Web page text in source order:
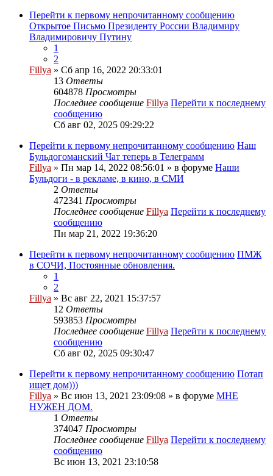
Перейти к первому непрочитанному сообщению
Открытое Письмо Президенту России Владимиру
Владимировичу Путину
1
2
Fillya » Сб апр 16, 2022 20:33:01
13 Ответы
604878 Просмотры
Последнее сообщение Fillya Перейти к последнему
сообщению
Сб авг 02, 2025 09:29:22
Перейти к первому непрочитанному сообщению Наш
Бульдогоманский Чат теперь в Телеграмм
Fillya » Пн мар 14, 2022 08:56:01 » в форуме Наши
Бульдоги - в рекламе, в кино, в СМИ
2 Ответы
472341 Просмотры
Последнее сообщение Fillya Перейти к последнему
сообщению
Пн мар 21, 2022 19:36:20
Перейти к первому непрочитанному сообщению ПМЖ
в СОЧИ, Постоянные обновления.
1
2
Fillya » Вс авг 22, 2021 15:37:57
12 Ответы
593853 Просмотры
Последнее сообщение Fillya Перейти к последнему
сообщению
Сб авг 02, 2025 09:30:47
Перейти к первому непрочитанному сообщению Потап
ищет дом)))
Fillya » Вс июн 13, 2021 23:09:08 » в форуме МНЕ
НУЖЕН ДОМ.
1 Ответы
374047 Просмотры
Последнее сообщение Fillya Перейти к последнему
сообщению
Вс июн 13, 2021 23:10:58